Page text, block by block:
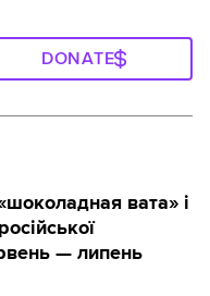
DONATE
вата» і
— липень